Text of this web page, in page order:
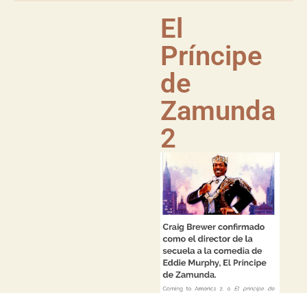
El
Príncipe
de
Zamunda
2